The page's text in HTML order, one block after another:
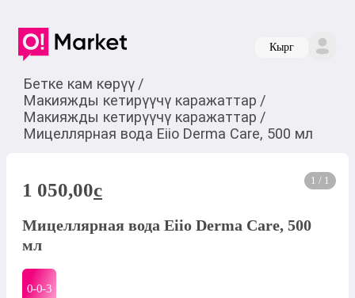
Кырг
Бетке кам көрүү /
Макияжды кетирүүчү каражаттар /
Макияжды кетирүүчү каражаттар /
Мицеллярная вода Eiio Derma Care, 500 мл
1 / 1
1 050,00c
Мицеллярная вода Eiio Derma Care, 500
мл
0-0-3